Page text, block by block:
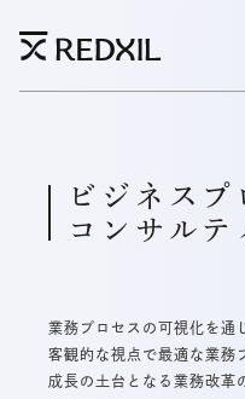
ビジネスプ
コンサルテ
業務プロセスの可視化を通
客観的な視点で最適な業務
成長の土台となる業務改革